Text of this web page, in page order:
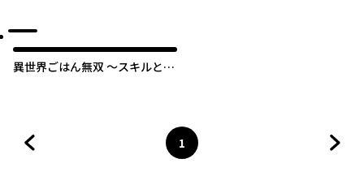
異世界ごはん無双 ～スキルと前
ページ
1
へ